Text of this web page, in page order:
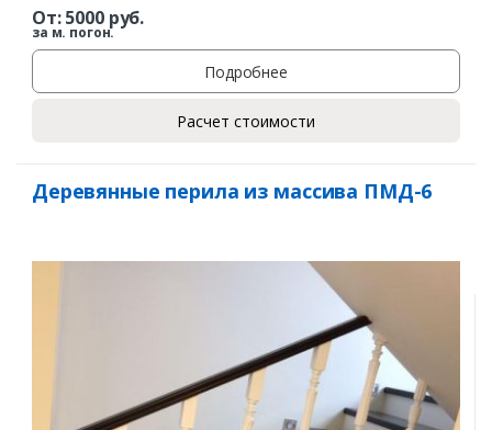
От:5000руб.
за м. погон.
Подробнее
Расчет стоимости
Деревянные перила из массива ПМД-6